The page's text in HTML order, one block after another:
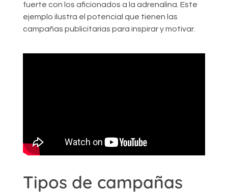
fuerte con los aficionados a la adrenalina. Este
ejemplo ilustra el potencial que tienen las
campañas publicitarias para inspirar y motivar.
Tipos de campañas